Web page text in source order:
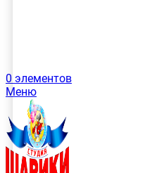
0 элементов
Меню